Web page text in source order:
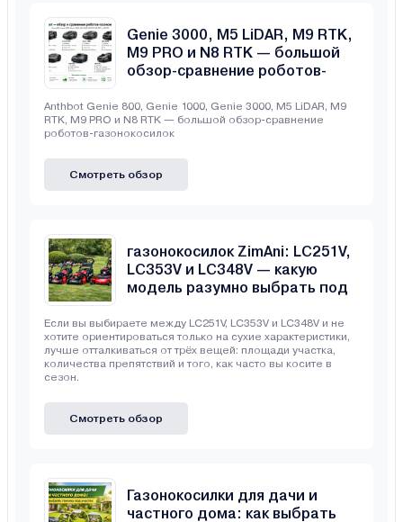
Genie 3000, M5 LiDAR, M9 RTK,
M9 PRO и N8 RTK — большой
обзор-сравнение роботов-
Anthbot Genie 800, Genie 1000, Genie 3000, M5 LiDAR, M9
RTK, M9 PRO и N8 RTK — большой обзор-сравнение
роботов-газонокосилок
Смотреть обзор
газонокосилок ZimAni: LC251V,
LC353V и LC348V — какую
модель разумно выбрать под
Если вы выбираете между LC251V, LC353V и LC348V и не
хотите ориентироваться только на сухие характеристики,
лучше отталкиваться от трёх вещей: площади участка,
количества препятствий и того, как часто вы косите в
сезон.
Смотреть обзор
Газонокосилки для дачи и
частного дома: как выбрать